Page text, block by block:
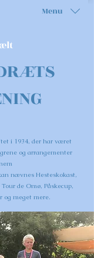
Menu
i 1934, der har været
og arrangementer
nævnes Hesteskokast,
de Omø, Påskecup,
og meget mere.